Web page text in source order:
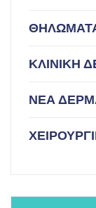
ΚΛΙΝΙΚΗ
ΝΕΑ